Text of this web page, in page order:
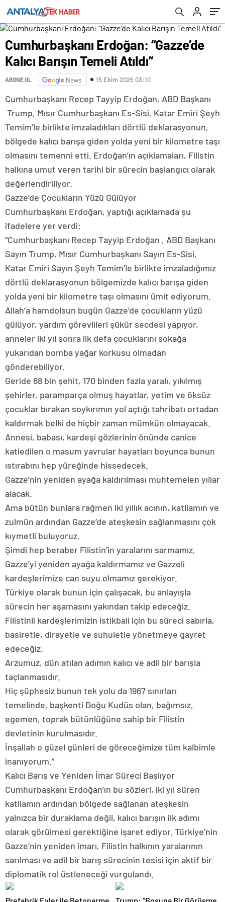
Cumhurbaşkanı Erdoğan: “Gazze’de
Kalıcı Barışın Temeli Atıldı”
ABONE OL News 15 Ekim 2025 03:10
Cumhurbaşkanı Recep Tayyip Erdoğan, ABD Başkanı
Trump, Mısır Cumhurbaşkanı Es-Sisi, Katar Emîri Şeyh
Temim’le birlikte imzaladıkları dörtlü deklarasyonun,
bölgede kalıcı barışa giden yolda yeni bir kilometre taşı
olmasını temenni etti. Erdoğan’ın açıklamaları, Filistin
halkına umut veren tarihi bir sürecin başlangıcı olarak
değerlendiriliyor.
Gazze’de Çocukların Yüzü Gülüyor
Cumhurbaşkanı Erdoğan, yaptığı açıklamada şu
ifadelere yer verdi:
“Cumhurbaşkanı Recep Tayyip Erdoğan , ABD Başkanı
Sayın Trump, Mısır Cumhurbaşkanı Sayın Es-Sisi,
Katar Emîri Sayın Şeyh Temim’le birlikte imzaladığımız
dörtlü deklarasyonun bölgemizde kalıcı barışa giden
yolda yeni bir kilometre taşı olmasını ümit ediyorum.
Allah’a hamdolsun bugün Gazze’de çocukların yüzü
gülüyor, yardım görevlileri şükür secdesi yapıyor,
anneler iki yıl sonra ilk defa çocuklarını sokağa
yukarıdan bomba yağar korkusu olmadan
gönderebiliyor.
Geride 68 bin şehit, 170 binden fazla yaralı, yıkılmış
şehirler, paramparça olmuş hayatlar, yetim ve öksüz
çocuklar bırakan soykırımın yol açtığı tahribatı ortadan
kaldırmak belki de hiçbir zaman mümkün olmayacak.
Annesi, babası, kardeşi gözlerinin önünde canice
katledilen o masum yavrular hayatları boyunca bunun
ıstırabını hep yüreğinde hissedecek.
Gazze’nin yeniden ayağa kaldırılması muhtemelen yıllar
alacak.
Ama bütün bunlara rağmen iki yıllık acının, katliamın ve
zulmün ardından Gazze’de ateşkesin sağlanmasını çok
kıymetli buluyoruz.
Şimdi hep beraber Filistin’in yaralarını sarmamız,
Gazze’yi yeniden ayağa kaldırmamız ve Gazzeli
kardeşlerimize can suyu olmamız gerekiyor.
Türkiye olarak bunun için çalışacak, bu anlayışla
sürecin her aşamasını yakından takip edeceğiz.
Filistinli kardeşlerimizin istikbali için bu süreci sabırla,
basiretle, dirayetle ve suhuletle yönetmeye gayret
edeceğiz.
Arzumuz, dün atılan adımın kalıcı ve adil bir barışla
taçlanmasıdır.
Hiç şüphesiz bunun tek yolu da 1967 sınırları
temelinde, başkenti Doğu Kudüs olan, bağımsız,
egemen, toprak bütünlüğüne sahip bir Filistin
devletinin kurulmasıdır.
İnşallah o güzel günleri de göreceğimize tüm kalbimle
inanıyorum.”
Kalıcı Barış ve Yeniden İmar Süreci Başlıyor
Cumhurbaşkanı Erdoğan’ın bu sözleri, iki yıl süren
katliamın ardından bölgede sağlanan ateşkesin
yalnızca bir duraklama değil, kalıcı barışın ilk adımı
olarak görülmesi gerektiğine işaret ediyor. Türkiye’nin
Gazze’nin yeniden imarı, Filistin halkının yaralarının
sarılması ve adil bir barış sürecinin tesisi için aktif bir
diplomatik rol üstleneceği vurgulandı.